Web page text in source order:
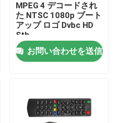
MPEG 4 デコードされ
た NTSC 1080p ブート
アップ ロゴ Dvbc HD
Stb
お問い合わせを送信